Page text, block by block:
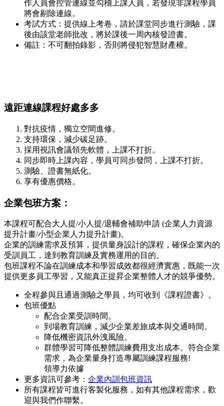
作人員會控管連線並勾稽上課人員，若發現非課程學員
將會剔除連線。
考試方式：提供線上考卷，請於課堂同步進行測驗，課
後由該堂老師批改，將於課後一周內核發證書。
備註：不可翻拍錄影，否則將侵犯智慧財產權。
遠距連線課程好處多多
對抗疫情，獨立空間進修。
支持環保，減少碳足跡。
採用視訊會議領先軟體，上課不打折。
同步即時上課內容，學員可同步發問，上課不打折。
測驗、證書無紙化。
享有優惠價格。
企業包班方案：
本課程可配合大人提/小人提/退輔會補助申請 (企業人力資源
提升計畫/小型企業人力提升計畫)。
企業的訓練需求及預算，提供量身設計的課程，確保企業內的
受訓員工，達到教育訓練及實務運用的目的。
包班課程不論在訓練成本和學習成效都很經濟實惠，既能一次
提供更多員工學習，又能真正提昇企業整體人才的競爭優勢。
全程參與且通過測驗之學員，均可收到《課程證書》。
包班優點
配合企業受訓時間。
到場教育訓練，減少企業差旅成本與交通時間。
降低機密資訊外洩風險。
群體學習可降低整體訓練費用支出成本。符合企業
需求，為企業量身打造專屬訓練課程服務!
領導力依據
更多資訊可參考： 企業內訓包班資訊
所有課程皆可進行客製化服務，如有其他課程需求，歡
迎與我們作聯繫。